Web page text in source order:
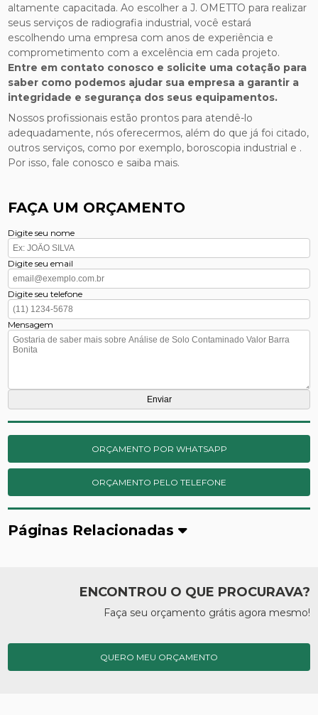
altamente capacitada. Ao escolher a J. OMETTO para realizar
seus serviços de radiografia industrial, você estará
escolhendo uma empresa com anos de experiência e
comprometimento com a excelência em cada projeto.
Entre em contato conosco e solicite uma cotação para
saber como podemos ajudar sua empresa a garantir a
integridade e segurança dos seus equipamentos.
Nossos profissionais estão prontos para atendê-lo
adequadamente, nós oferecermos, além do que já foi citado,
outros serviços, como por exemplo, boroscopia industrial e .
Por isso, fale conosco e saiba mais.
FAÇA UM ORÇAMENTO
Digite seu nome
Digite seu email
Digite seu telefone
Mensagem
ORÇAMENTO POR WHATSAPP
ORÇAMENTO PELO TELEFONE
Páginas Relacionadas
ENCONTROU O QUE PROCURAVA?
Faça seu orçamento grátis agora mesmo!
QUERO MEU ORÇAMENTO